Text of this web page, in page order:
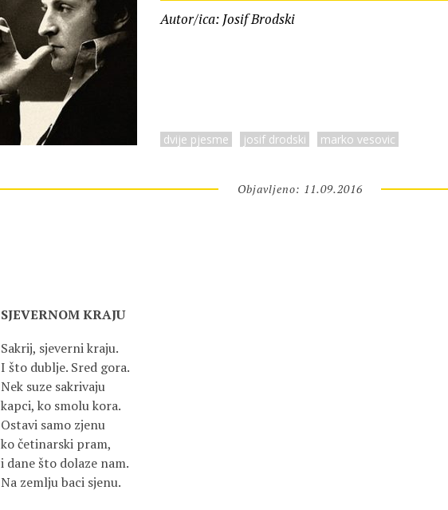
Autor/ica: Josif Brodski
dvije pjesme josif drodski marko vesovic
Objavljeno: 11.09.2016
SJEVERNOM KRAJU
Sakrij, sjeverni kraju.
I što dublje. Sred gora.
Nek suze sakrivaju
kapci, ko smolu kora.
Ostavi samo zjenu
ko četinarski pram,
i dane što dolaze nam.
Na zemlju baci sjenu.